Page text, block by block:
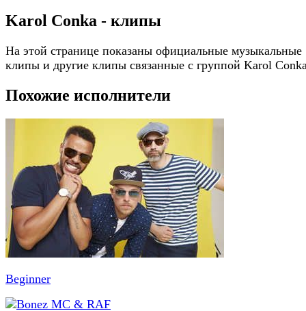
Karol Conka - клипы
На этой странице показаны официальные музыкальные
клипы и другие клипы связанные с группой Karol
Похожие исполнители
Beginner